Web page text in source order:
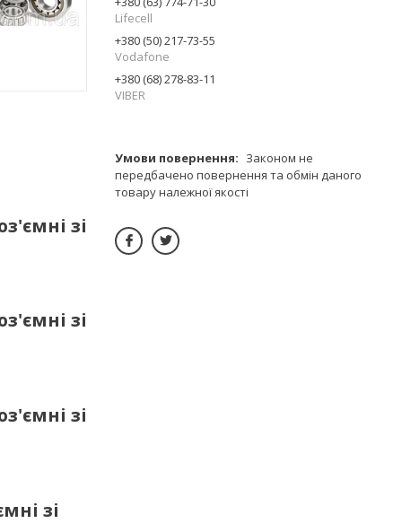
зі
зі
зі
зі
Lifecell
+380 (50) 217-73-55
Vodafone
+380 (68) 278-83-11
VIBER
Законом не
передбачено повернення та обмін даного
товару належної якості